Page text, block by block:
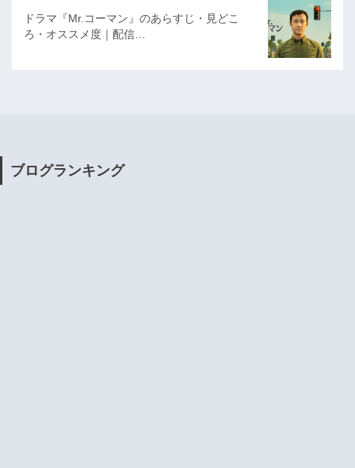
ドラマ『Mr.コーマン』のあらすじ・見どこ
ろ・オススメ度｜配信…
ブログランキング